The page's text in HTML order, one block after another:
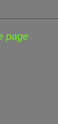
page